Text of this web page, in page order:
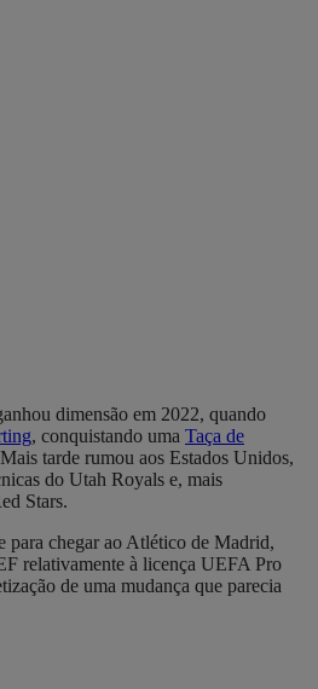
dimensão em 2022, quando
, conquistando uma Taça de
tarde rumou aos Estados Unidos,
do Utah Royals e, mais
Stars.
para chegar ao Atlético de Madrid,
relativamente à licença UEFA Pro
de uma mudança que parecia